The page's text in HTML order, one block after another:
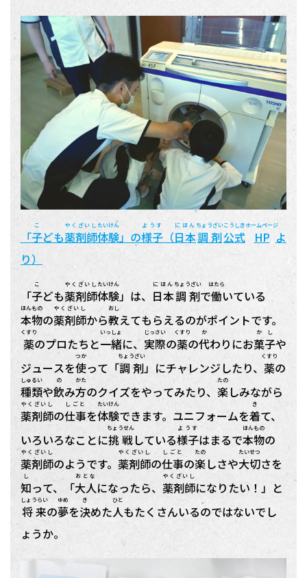
「子
こ
ども薬剤師
やくざいし
体験
たいけん
」の様子
ようす
（日本
にほん
調剤
ちょうざい
公式
こうしき
HP
ホームページ
よ
り）
「子
こ
ども薬剤師
やくざいし
体験
たいけん
」は、 日本
にほん
調剤
ちょうざい
で働
はたら
いている
本物
ほんもの
の薬剤師
やくざいし
から教
おし
えてもらえるのがポイントです。
薬
くすり
のプロたちと一緒
いっしょ
に、 実際
じっさい
の薬
くすり
の代
か
わりにお菓子
かし
や
ジュースを使
つか
って「調剤
ちょうざい
」にチャレンジしたり、 薬
くすり
の
種類
しゅるい
や飲
の
み方
かた
のクイズをやってみたり、 楽
たの
しみながら
薬剤師
やくざいし
の仕事
しごと
を体験
たいけん
できます。ユニフォームを着
き
て、
いろいろなことに挑戦
ちょうせん
している様子
ようす
はまるで本物
ほんもの
の
薬剤師
やくざいし
のようです。 薬剤師
やくざいし
の仕事
しごと
の楽
たの
しさや大切
たいせつ
さを
知
し
って、「大人
おとな
になったら、 薬剤師
やくざいし
になりたい！」と
将来
しょうらい
の夢
ゆめ
を決
き
めた人
ひと
もたくさんいるのではないでし
ょうか。